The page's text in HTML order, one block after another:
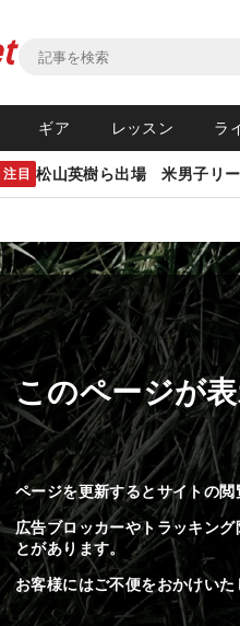
ギア レッスン ラ
注目 松山英樹ら出場 米男子リ
このページが
ページを更新するとサイトの閲
広告ブロッカーやトラッキン
とがあります。
お客様にはご不便をおかけい